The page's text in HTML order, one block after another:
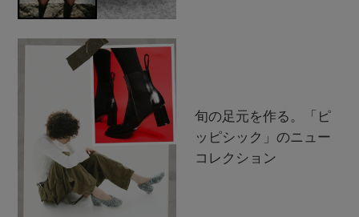
旬の足元を作る。「ピ
ッピシック」のニュー
コレクション